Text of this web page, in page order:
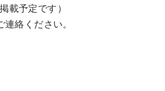
載予定です）
絡ください。